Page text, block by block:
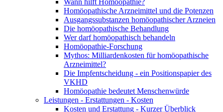
Wann hilft Homöopathie?
Homöopathische Arzneimittel und die Potenzen
Ausgangssubstanzen homöopathischer Arzneien
Die homöopathische Behandlung
Wer darf homöopathisch behandeln
Homöopathie-Forschung
Mythos: Milliardenkosten für homöopathische
Arzneimittel?
Die Impfentscheidung - ein Positionspapier des
VKHD
Homöopathie bedeutet Menschenwürde
Leistungen - Erstattungen - Kosten
Kosten und Erstattung - Kurzer Überblick